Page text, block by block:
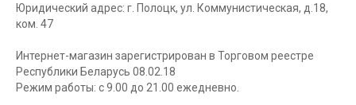
Юридический адрес: г. Полоцк, ул. Коммунистическая, д.18,
ком. 47
Интернет-магазин зарегистрирован в Торговом реестре
Республики Беларусь 08.02.18
Режим работы: с 9.00 до 21.00 ежедневно.